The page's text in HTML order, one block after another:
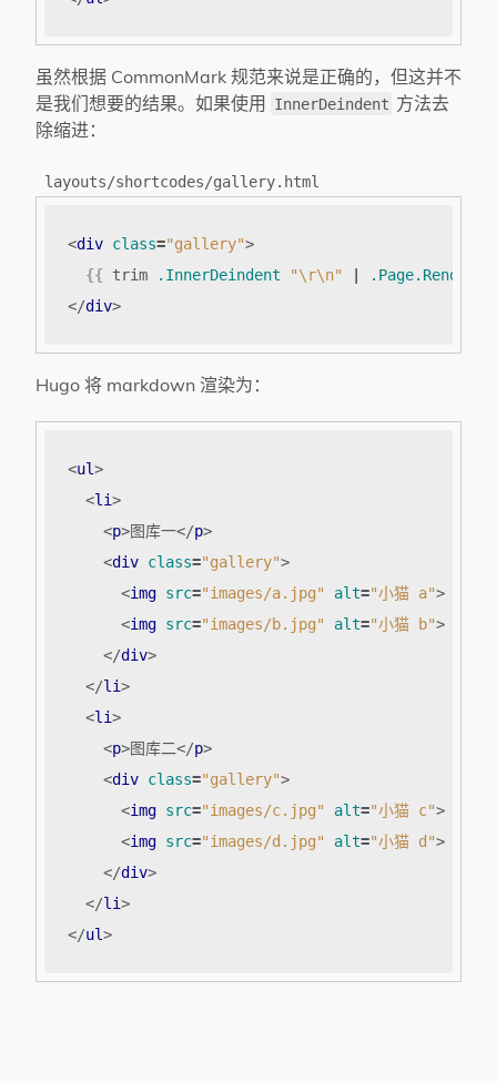
虽然根据 CommonMark 规范来说是正确的，但这并不
是我们想要的结果。如果使用 InnerDeindent 方法去
除缩进：
layouts/shortcodes/gallery.html
<div class="gallery">
{{
trim .InnerDeindent "\r\n"
</div>
Hugo 将 markdown 渲染为：
<ul>
<li>
<p>图库一</p>
<div class="gallery">
<img src="images/a.jpg" alt="小猫 a">
<img src="images/b.jpg" alt="小猫 b">
</div>
</li>
<li>
<p>图库二</p>
<div class="gallery">
<img src="images/c.jpg" alt="小猫 c">
<img src="images/d.jpg" alt="小猫 d">
</div>
</li>
</ul>